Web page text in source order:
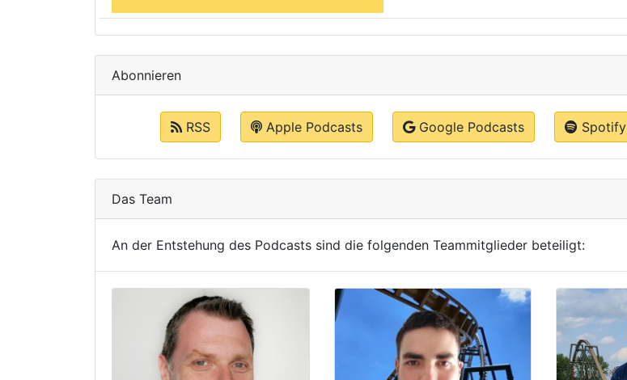
Abonnieren
RSS Apple Podcasts Google Podcasts Spotify
Das Team
An der Entstehung des Podcasts sind die folgenden Teammitglieder beteiligt: